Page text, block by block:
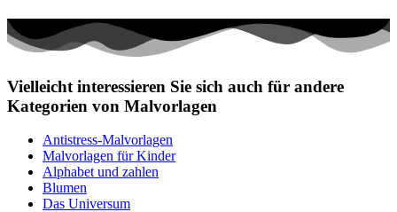
Vielleicht interessieren Sie sich auch für andere
Kategorien von Malvorlagen
Antistress-Malvorlagen
Malvorlagen für Kinder
Alphabet und zahlen
Blumen
Das Universum